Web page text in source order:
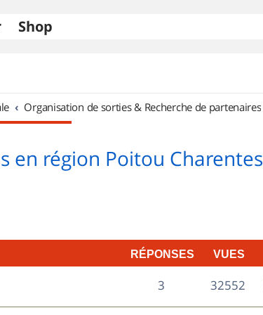
Shop
Organisation de sorties & Recherche de partenaires
en région Poitou Charentes
RÉPONSES VUES
3R
é
32552V
u